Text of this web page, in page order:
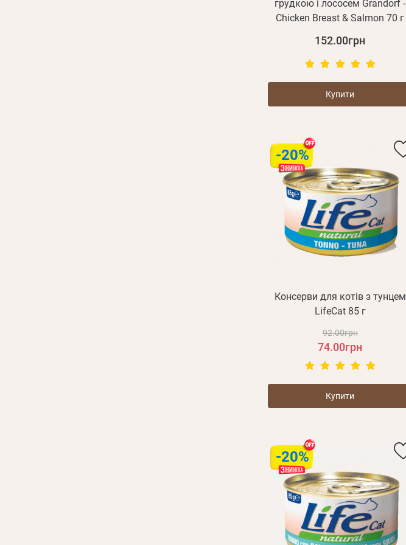
грудкою і лососем Grandorf -
Chicken Breast & Salmon 70 г
152.00грн
Купити
-20%
Консерви для котів з тунцем
LifeCat 85 г
92.00грн
74.00грн
Купити
-20%